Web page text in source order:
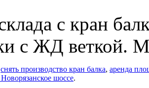
с кран
с ЖД веткой.
снять производство кран балка, аренда
шоссе.